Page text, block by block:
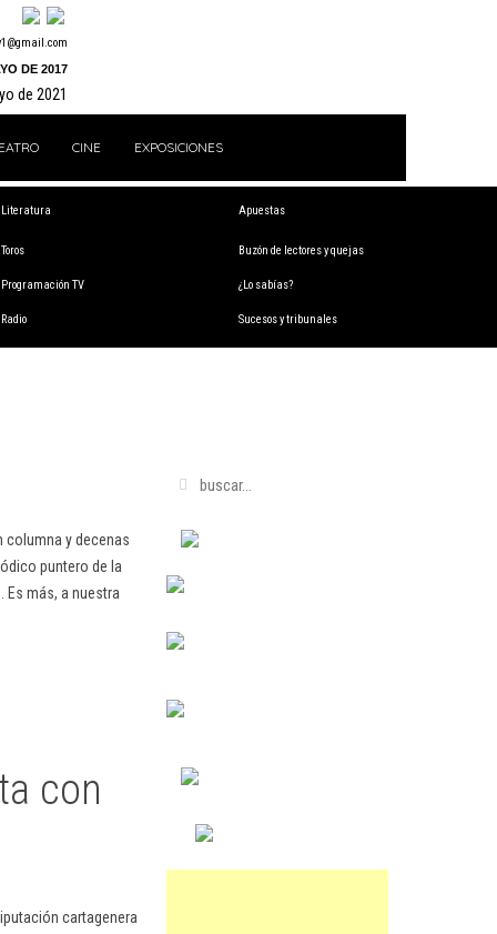
DE 2017
de 2021
CINE EXPOSICIONES
Literatura
Toros
Programación TV
Radio
Apuestas
Buzón de lectores y quejas
¿Lo sabías?
Sucesos y tribunales
columna y decenas
puntero de la
más, a nuestra
con
cartagenera